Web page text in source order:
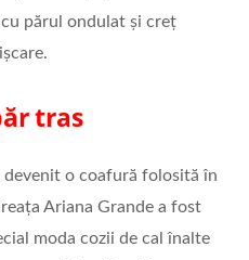
părul ondulat și creț
tras
devenit o coafură folosită în
Ariana Grande a fost
moda cozii de cal înalte